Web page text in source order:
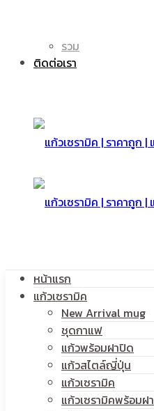
แก้ว
สกรีน
|
แก้ว
สกรีน
รวม
ติดต่อเรา
หน้าแรก
แก้วเซรามิค
New Arrival mug
ชุดกาแฟ
แก้วพร้อมฝาปิด
แก้วสไตล์ญี่ปุ่น
แก้วเซรามิค
แก้วเซรามิคพร้อมฝา